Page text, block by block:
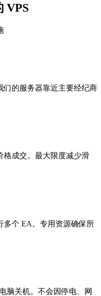
VPS
们的服务器靠近主要经纪商
格成交。最大限度减少滑
多个 EA。专用资源确保所
脑关机。不会因停电、网